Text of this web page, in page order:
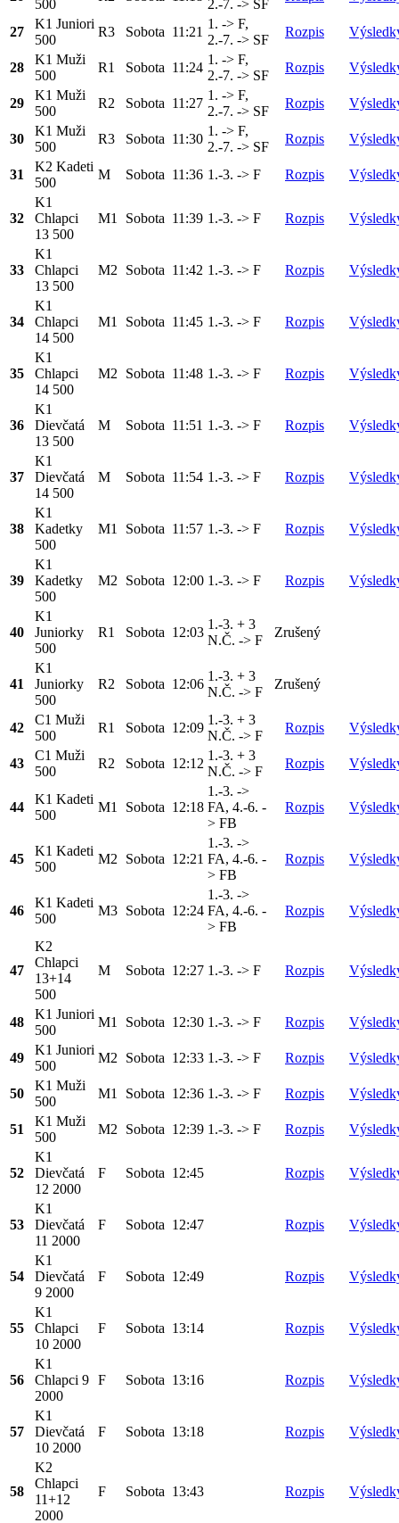
500
2.-7. -> SF
27
K1 Juniori
500
R3 Sobota 11:21
1. -> F,
2.-7. -> SF
Rozpis
28
K1 Muži
500
R1 Sobota 11:24
1. -> F,
2.-7. -> SF
Rozpis
29
K1 Muži
500
R2 Sobota 11:27
1. -> F,
2.-7. -> SF
Rozpis
30
K1 Muži
500
R3 Sobota 11:30
1. -> F,
2.-7. -> SF
Rozpis
31
K2 Kadeti
500
M Sobota 11:36 1.-3. -> F Rozpis
32
K1
Chlapci
13 500
M1 Sobota 11:39 1.-3. -> F Rozpis
33
K1
Chlapci
13 500
M2 Sobota 11:42 1.-3. -> F Rozpis
34
K1
Chlapci
14 500
M1 Sobota 11:45 1.-3. -> F Rozpis
35
K1
Chlapci
14 500
M2 Sobota 11:48 1.-3. -> F Rozpis
36
K1
Dievčatá
13 500
M Sobota 11:51 1.-3. -> F Rozpis
37
K1
Dievčatá
14 500
M Sobota 11:54 1.-3. -> F Rozpis
38
K1
Kadetky
500
M1 Sobota 11:57 1.-3. -> F Rozpis
39
K1
Kadetky
500
M2 Sobota 12:00 1.-3. -> F Rozpis
40
K1
Juniorky
500
R1 Sobota 12:03
1.-3. + 3
N.Č. -> F
Zrušený
41
K1
Juniorky
500
R2 Sobota 12:06
1.-3. + 3
N.Č. -> F
Zrušený
42
C1 Muži
500
R1 Sobota 12:09
1.-3. + 3
N.Č. -> F
Rozpis
43
C1 Muži
500
R2 Sobota 12:12
1.-3. + 3
N.Č. -> F
Rozpis
44
K1 Kadeti
500
M1 Sobota 12:18
1.-3. ->
FA, 4.-6. -
> FB
Rozpis
45
K1 Kadeti
500
M2 Sobota 12:21
1.-3. ->
FA, 4.-6. -
> FB
Rozpis
46
K1 Kadeti
500
M3 Sobota 12:24
1.-3. ->
FA, 4.-6. -
> FB
Rozpis
47
K2
Chlapci
13+14
500
M Sobota 12:27 1.-3. -> F Rozpis
48
K1 Juniori
500
M1 Sobota 12:30 1.-3. -> F Rozpis
49
K1 Juniori
500
M2 Sobota 12:33 1.-3. -> F Rozpis
50
K1 Muži
500
M1 Sobota 12:36 1.-3. -> F Rozpis
51
K1 Muži
500
M2 Sobota 12:39 1.-3. -> F Rozpis
52
K1
Dievčatá
12 2000
F Sobota 12:45 Rozpis
53
K1
Dievčatá
11 2000
F Sobota 12:47 Rozpis
54
K1
Dievčatá
9 2000
F Sobota 12:49 Rozpis
55
K1
Chlapci
10 2000
F Sobota 13:14 Rozpis
56
K1
Chlapci 9
2000
F Sobota 13:16 Rozpis
57
K1
Dievčatá
10 2000
F Sobota 13:18 Rozpis
58
K2
Chlapci
11+12
2000
F Sobota 13:43 Rozpis